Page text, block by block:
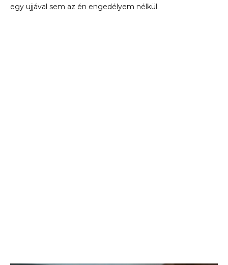
egy ujjával sem az én engedélyem nélkül.